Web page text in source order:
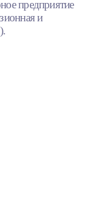
предприятие
и